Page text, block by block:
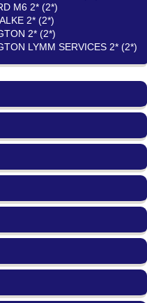
M6 2* (2*)
2* (2*)
2* (2*)
LYMM SERVICES 2* (2*)